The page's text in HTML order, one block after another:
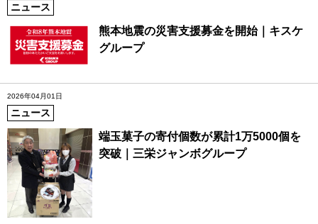
ニュース
熊本地震の災害支援募金を開始｜キスケ
グループ
2026年04月01日
ニュース
端玉菓子の寄付個数が累計1万5000個を
突破｜三栄ジャンボグループ